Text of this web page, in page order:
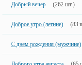
Добрый вечер (262 шт.)
Доброе утро (летние) (83
С днем рождения (мужчине)